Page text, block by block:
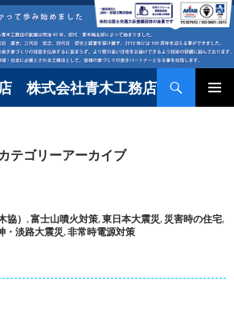
株式会社青木工務店
テゴリーアーカイブ
協） ,富士山噴火対策,東日本大震災, 災害時の住宅,
・淡路大震災,非常時電源対策